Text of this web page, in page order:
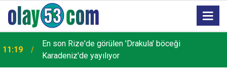
10:39
Türksat 3A uydusundaki yayınlar 16 Ağustos'ta yeni
uydulara geçecek